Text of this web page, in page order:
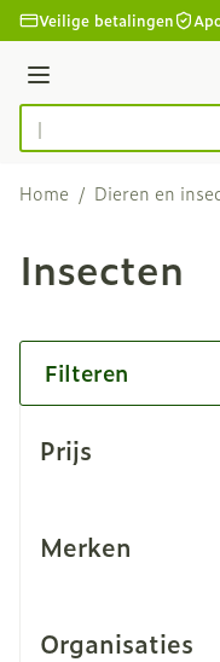
Ga naar de inhoud
Veilige betalingen
Menu
Product, merk,
Home / Dieren en
Insecten
Filteren
Prijs
Merken
Organisaties